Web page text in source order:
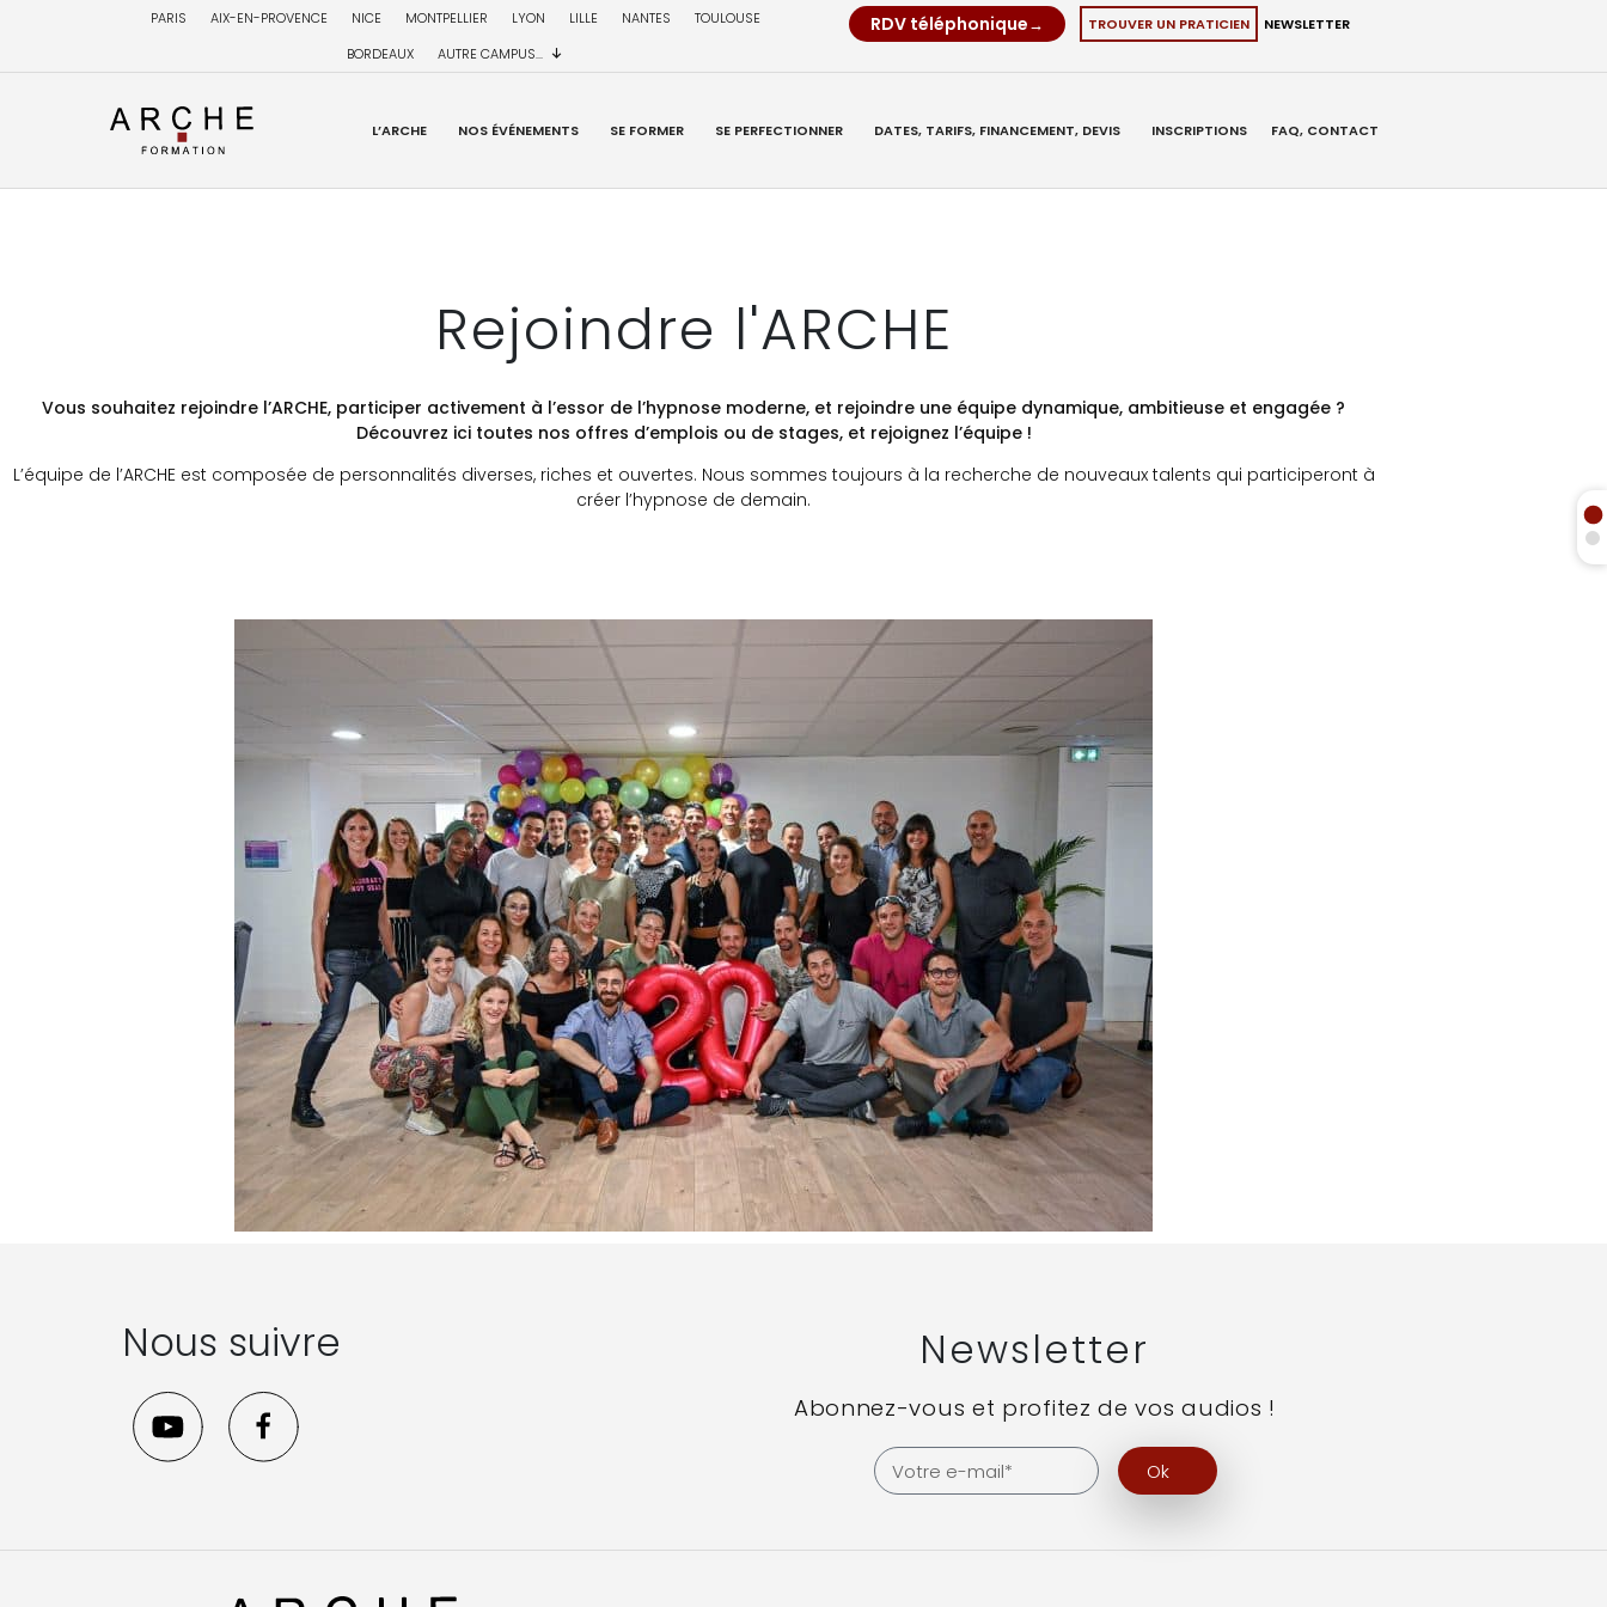
PARIS AIX-EN-PROVENCE NICE MONTPELLIER LYON LILLE NANTES
TOULOUSE
BORDEAUX
AUTRE CAMPUS...
RDV téléphonique TROUVER UN PRATICIEN NEWSLETTER
L’ARCHE NOS ÉVÉNEMENTS SE FORMER SE PERFECTIONNER DATES, TARIFS, FINANCEMENT, DEVIS INSCRIPTIONS FAQ, CONTACT
Rejoindre l'ARCHE
Vous souhaitez rejoindre l’ARCHE, participer activement à l’essor de l’hypnose moderne, et rejoindre une équipe dynamique, ambitieuse et engagée ?
Découvrez ici toutes nos offres d’emplois ou de stages, et rejoignez l’équipe !
L’équipe de l’ARCHE est composée de personnalités diverses, riches et ouvertes. Nous sommes toujours à la recherche de nouveaux talents qui participeront à
créer l’hypnose de demain.
Nous suivre Newsletter
Abonnez-vous et profitez de vos audios !
Ok